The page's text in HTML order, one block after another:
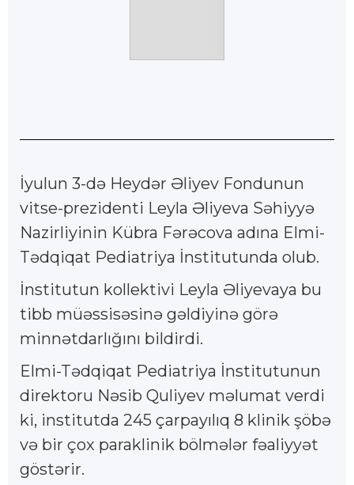
İyulun 3-də Heydər Əliyev Fondunun
vitse-prezidenti Leyla Əliyeva Səhiyyə
Nazirliyinin Kübra Fərəcova adına Elmi-
Tədqiqat Pediatriya İnstitutunda olub.
İnstitutun kollektivi Leyla Əliyevaya bu
tibb müəssisəsinə gəldiyinə görə
minnətdarlığını bildirdi.
Elmi-Tədqiqat Pediatriya İnstitutunun
direktoru Nəsib Quliyev məlumat verdi
ki, institutda 245 çarpayılıq 8 klinik şöbə
və bir çox paraklinik bölmələr fəaliyyət
göstərir.